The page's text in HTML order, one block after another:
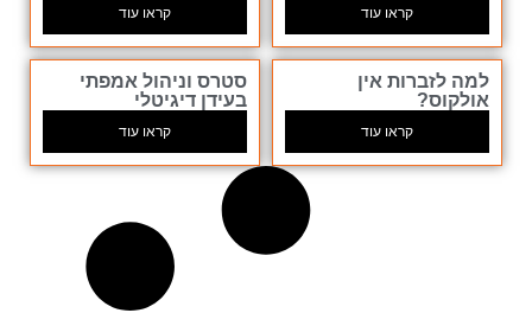
קראו עוד קראו עוד
למה לזברות אין
אולקוס?
קראו עוד
סטרס וניהול אמפתי
בעידן דיגיטלי
קראו עוד